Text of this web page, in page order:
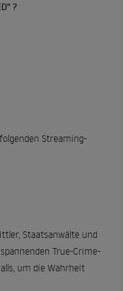
?
Streaming-
Staatsanwälte und
True-Crime-
um die Wahrheit